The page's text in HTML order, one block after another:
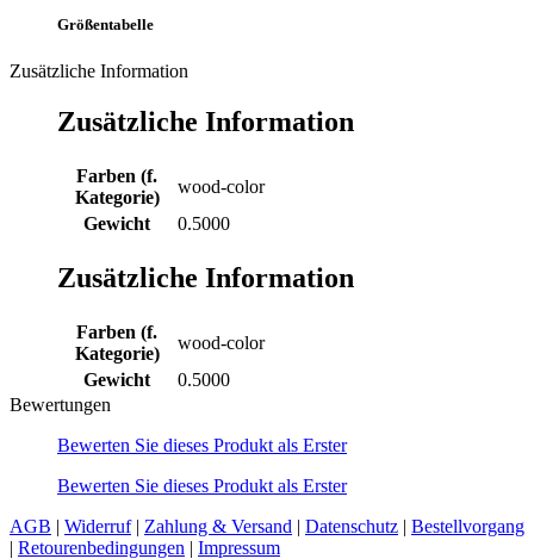
Größentabelle
Zusätzliche Information
Zusätzliche Information
Farben (f.
Kategorie)
wood-color
Gewicht
0.5000
Zusätzliche Information
Farben (f.
Kategorie)
wood-color
Gewicht
0.5000
Bewertungen
Bewerten Sie dieses Produkt als Erster
Bewerten Sie dieses Produkt als Erster
AGB | Widerruf| Zahlung & Versand | Datenschutz | Bestellvorgang
| Retourenbedingungen | Impressum